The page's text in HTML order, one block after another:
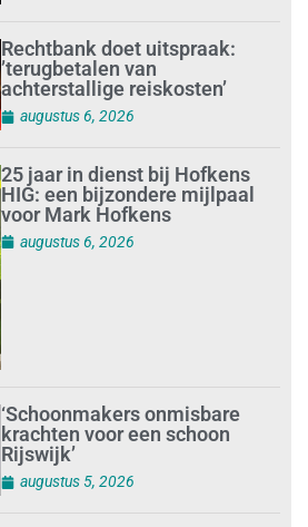
Rechtbank doet uitspraak:
’terugbetalen van
achterstallige reiskosten’
augustus 6, 2026
25 jaar in dienst bij Hofkens
HIG: een bijzondere mijlpaal
voor Mark Hofkens
augustus 6, 2026
‘Schoonmakers onmisbare
krachten voor een schoon
Rijswijk’
augustus 5, 2026